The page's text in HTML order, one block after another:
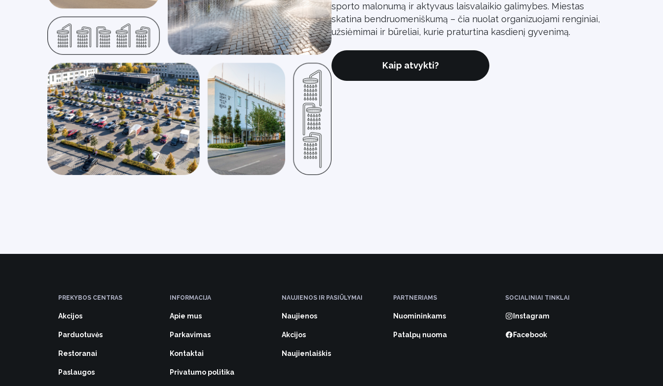
sporto malonumą ir aktyvaus laisvalaikio galimybes. Miestas
skatina bendruomeniškumą – čia nuolat organizuojami renginiai,
užsiėmimai ir būreliai, kurie praturtina kasdienį gyvenimą.
Kaip atvykti?
PREKYBOS CENTRAS
Akcijos
Parduotuvės
Restoranai
Paslaugos
INFORMACIJA
Apie mus
Parkavimas
Kontaktai
Privatumo politika
NAUJIENOS IR PASIŪLYMAI
Naujienos
Akcijos
Naujienlaiškis
PARTNERIAMS
Nuomininkams
Patalpų nuoma
SOCIALINIAI TINKLAI
Instagram
Facebook